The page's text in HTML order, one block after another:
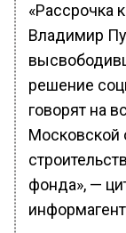
«Рассрочка
Владимир
решение
говорят на
Московской
фонда», —